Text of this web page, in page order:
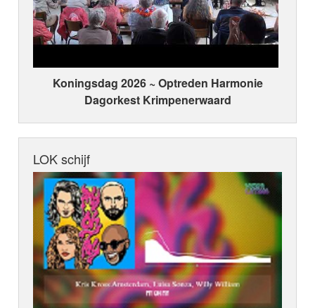
Koningsdag 2026 ~ Optreden Harmonie
Dagorkest Krimpenerwaard
LOK schijf